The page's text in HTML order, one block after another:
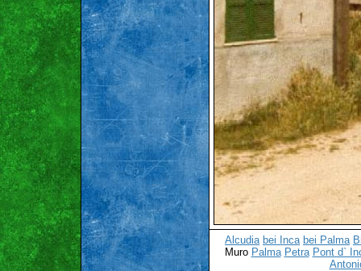
Alcudia bei Inca bei Palma
Muro Palma Petra Pont d`